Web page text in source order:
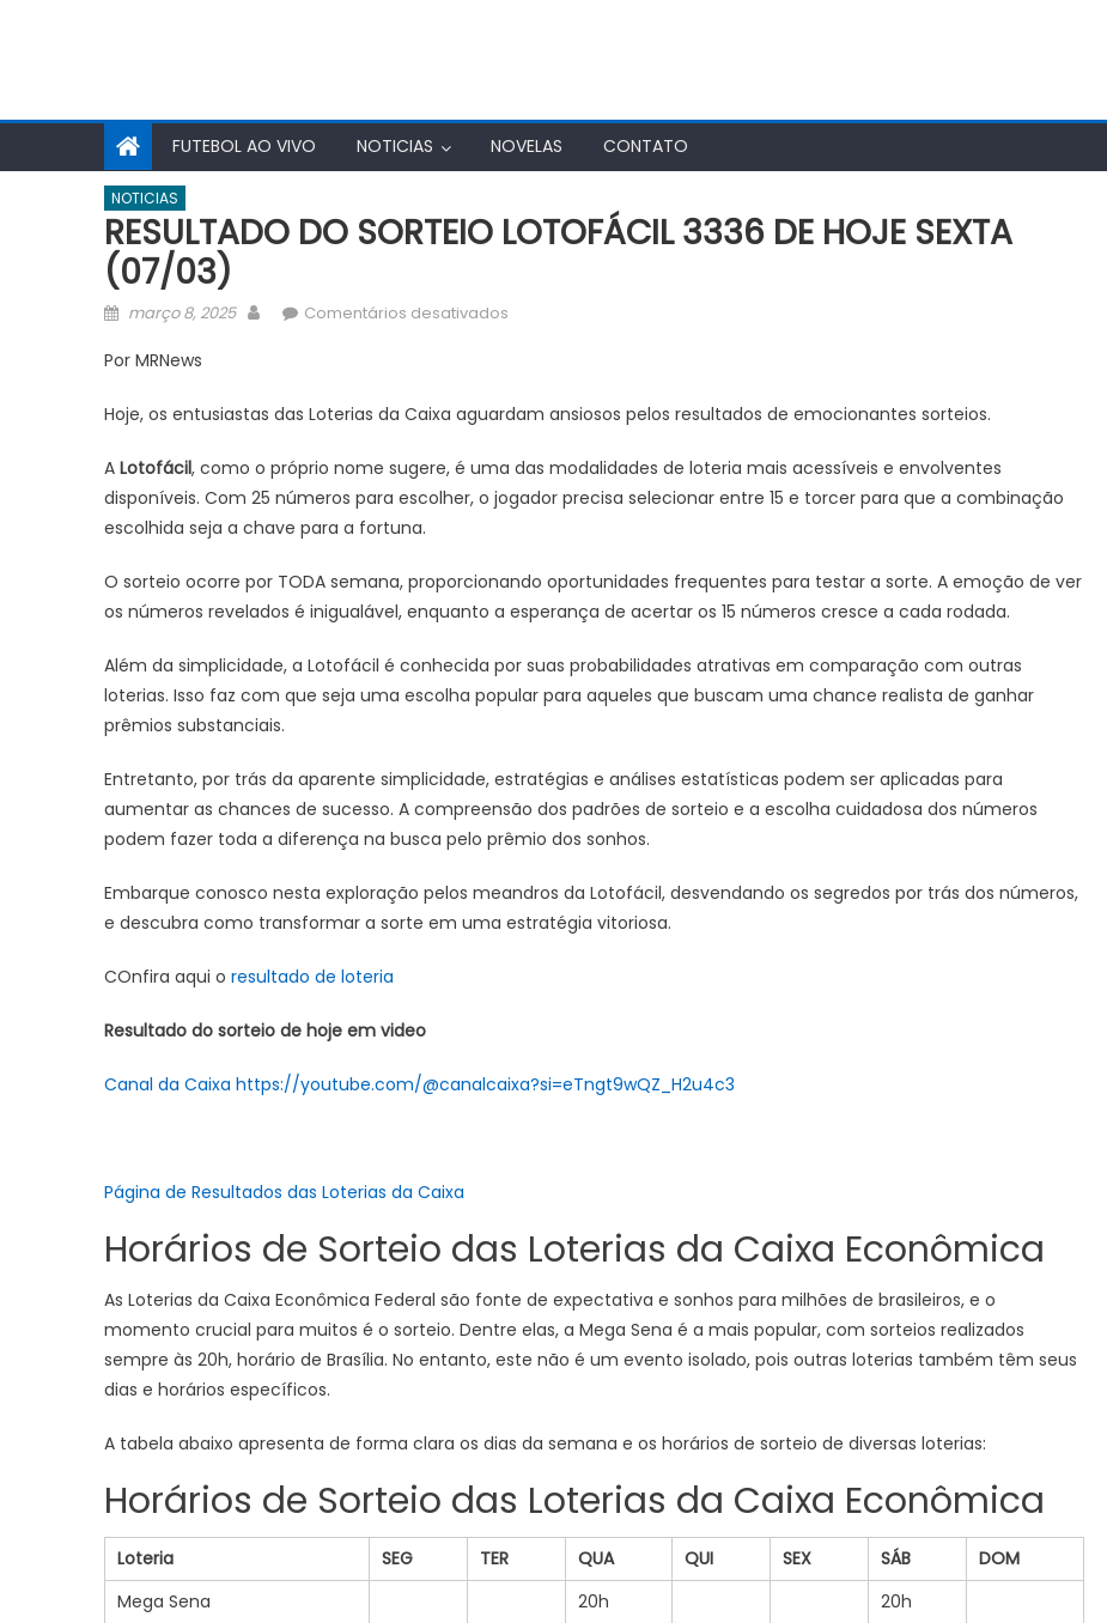
FUTEBOL AO VIVO NOTICIAS NOVELAS CONTATO
NOTICIAS
RESULTADO DO SORTEIO LOTOFÁCIL 3336 DE HOJE SEXTA
(07/03)
Posted
março 8, 2025 AuthorComentários desativados
LOTOFÁCIL
DE
HOJE
Por MRNews
Hoje, os entusiastas das Loterias da Caixa aguardam ansiosos pelos resultados de emocionantes sorteios.
A Lotofácil, como o próprio nome sugere, é uma das modalidades de loteria mais acessíveis e envolventes
disponíveis. Com 25 números para escolher, o jogador precisa selecionar entre 15 e torcer para que a combinação
escolhida seja a chave para a fortuna.
O sorteio ocorre por TODA semana, proporcionando oportunidades frequentes para testar a sorte. A emoção de ver
os números revelados é inigualável, enquanto a esperança de acertar os 15 números cresce a cada rodada.
Além da simplicidade, a Lotofácil é conhecida por suas probabilidades atrativas em comparação com outras
loterias. Isso faz com que seja uma escolha popular para aqueles que buscam uma chance realista de ganhar
prêmios substanciais.
Entretanto, por trás da aparente simplicidade, estratégias e análises estatísticas podem ser aplicadas para
aumentar as chances de sucesso. A compreensão dos padrões de sorteio e a escolha cuidadosa dos números
podem fazer toda a diferença na busca pelo prêmio dos sonhos.
Embarque conosco nesta exploração pelos meandros da Lotofácil, desvendando os segredos por trás dos números,
e descubra como transformar a sorte em uma estratégia vitoriosa.
COnfira aqui o resultado de loteria
Resultado do sorteio de hoje em video
Canal da Caixa https://youtube.com/@canalcaixa?si=eTngt9wQZ_H2u4c3
Página de Resultados das Loterias da Caixa
Horários de Sorteio das Loterias da Caixa Econômica
As Loterias da Caixa Econômica Federal são fonte de expectativa e sonhos para milhões de brasileiros, e o
momento crucial para muitos é o sorteio. Dentre elas, a Mega Sena é a mais popular, com sorteios realizados
sempre às 20h, horário de Brasília. No entanto, este não é um evento isolado, pois outras loterias também têm seus
dias e horários específicos.
A tabela abaixo apresenta de forma clara os dias da semana e os horários de sorteio de diversas loterias:
Horários de Sorteio das Loterias da Caixa Econômica
Loteria SEG TER QUA QUI SEX SÁB
DOM
Mega Sena
20h
20h